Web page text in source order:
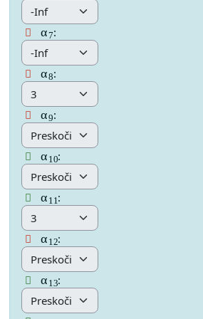
α
:Answer 15 Vprašanje 1
α
:Answer 16 Vprašanje 1
:Answer 17 Vprašanje 1
α10
:
α11
:
:
α13
: